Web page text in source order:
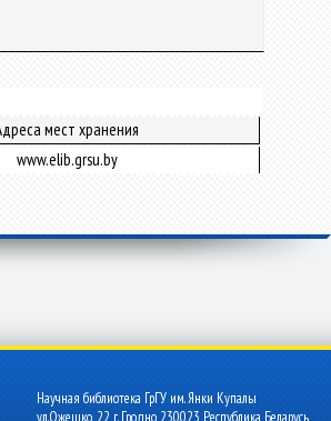
мест хранения
www.elib.grsu.by
Научная библиотека ГрГУ им. Янки Купалы
ул.Ожешко, 22 г. Гродно 230023 Республика Беларусь